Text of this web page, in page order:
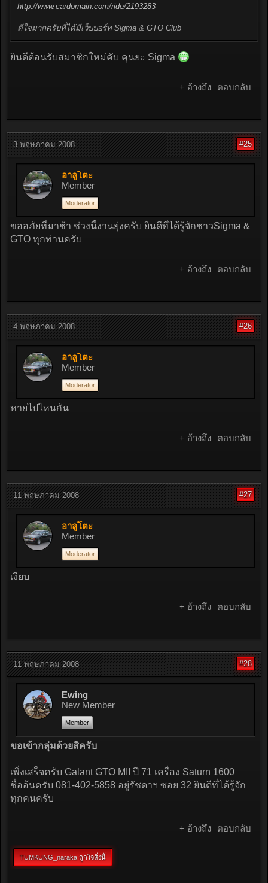
http://www.cardomain.com/ride/2193283
ดีใจมากครับที่ได้มีเว็บบอร์ท Sigma & GTO Club
ยินดีต้อนรับสมาชิกใหม่คับ คุนยะ Sigma
+ อ้างถึง ตอบกลับ
3 พฤษภาคม 2008 #25
อาลูโตะ
Member
Moderator
ขออภัยที่มาช้า ช่วงนี้งานยุ่งครับ ยินดีที่ได้รู้จักชาวSigma &
GTO ทุกท่านครับ
+ อ้างถึง ตอบกลับ
4 พฤษภาคม 2008 #26
อาลูโตะ
Member
Moderator
หายไปไหนกัน
+ อ้างถึง ตอบกลับ
11 พฤษภาคม 2008 #27
อาลูโตะ
Member
Moderator
เงียบ
+ อ้างถึง ตอบกลับ
11 พฤษภาคม 2008 #28
Ewing
New Member
Member
ขอเข้ากลุ่มด้วยสิครับ
เพิ่งเสร็จครับ Galant GTO MII ปี 71 เครื่อง Saturn 1600
ชื่ออ้นครับ 081-402-5858 อยู่รัชดาฯ ซอย 32 ยินดีที่ได้รู้จัก
ทุกคนครับ
+ อ้างถึง ตอบกลับ
TUMKUNG_naraka ถูกใจสิ่งนี้